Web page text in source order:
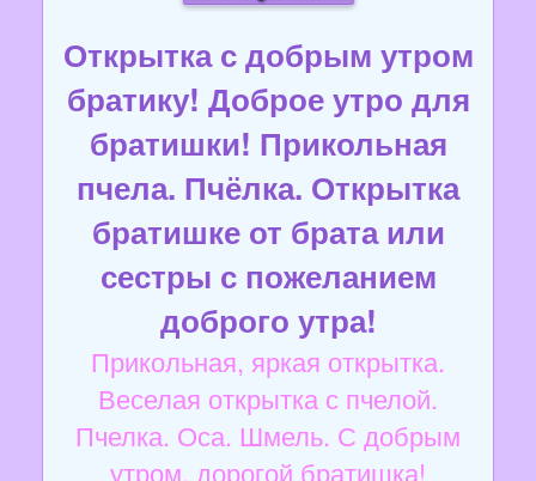
Открытка с добрым утром
братику! Доброе утро для
братишки! Прикольная
пчела. Пчёлка. Открытка
братишке от брата или
сестры с пожеланием
доброго утра!
Прикольная, яркая открытка.
Веселая открытка с пчелой.
Пчелка. Оса. Шмель. С добрым
утром, дорогой братишка!